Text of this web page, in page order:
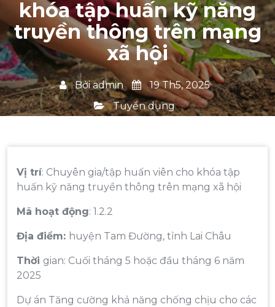
khóa tập huấn kỹ năng
truyền thông trên mạng
xã hội
Bởiadmin
19 Th5, 2025
Tuyển dụng
Vị trí: Chuyên gia/tập huấn viên cho khóa tập
huấn kỹ năng truyền thông trên mạng xã hội
Mã hoạt động: 1.2.2
Địa điểm: huyện Tam Đường, tỉnh Lai Châu
Thời gian: Cuối tháng 5 hoặc đầu tháng 6 năm
2025
Dự án Tăng cường khả năng chống chịu cho các